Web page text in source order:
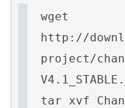
wget
http://
project/
tar xvf